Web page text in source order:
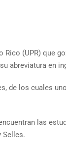
(UPR) que
abreviatura en
de los cuales
las
Selles.